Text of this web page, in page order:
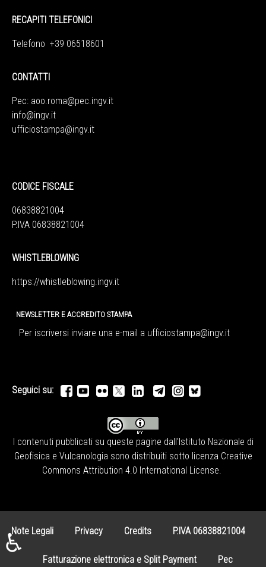
RECAPITI TELEFONICI
Telefono +39 06518601
CONTATTI
Pec: aoo.roma@pec.ingv.it
info@ingv.it
ufficiostampa@ingv.it
CODICE FISCALE
06838821004
P.IVA 06838821004
WHISTLEBLOWING
https://whistleblowing.ingv. it
NEWSLETTER E ACCREDITO STAMPA
Per iscriversi inviare una e-mail a ufficiostampa@ingv.it
Seguici su:
I contenuti pubblicati su queste pagine dall'Istituto Nazionale di
Geofisica e Vulcanologia sono distribuiti sotto licenza Creative
Commons Attribution 4.0 International License
Note Legali Privacy Credits P.IVA 06838821004
Fatturazione elettronica e Split Payment Pec